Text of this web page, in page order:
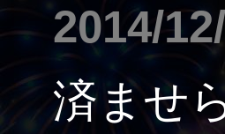
2014/
済ませ